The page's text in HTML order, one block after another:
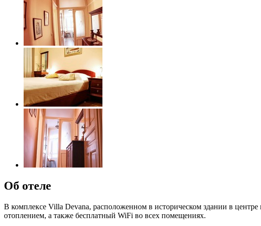
Об отеле
В комплексе Villa Devana, расположенном в историческом здании в
отоплением, а также бесплатный WiFi во всех помещениях.